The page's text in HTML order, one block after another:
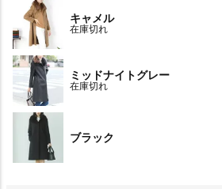
キャメル
在庫切れ
ミッドナイトグレー
在庫切れ
ブラック